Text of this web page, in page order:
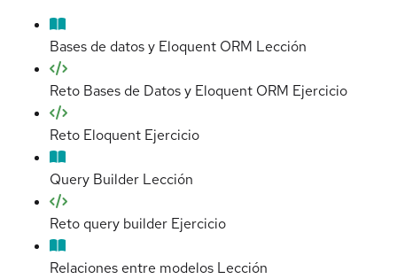
Bases de datos y Eloquent ORM Lección
Reto Bases de Datos y Eloquent ORM Ejercicio
Reto Eloquent Ejercicio
Query Builder Lección
Reto query builder Ejercicio
Relaciones entre modelos Lección